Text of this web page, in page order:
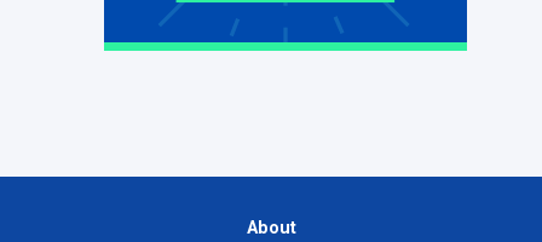
About